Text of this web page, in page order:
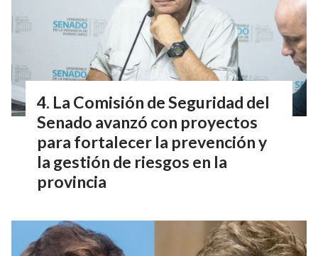
La Comisión de Seguridad del
Senado avanzó con proyectos
para fortalecer la prevención y
la gestión de riesgos en la
provincia